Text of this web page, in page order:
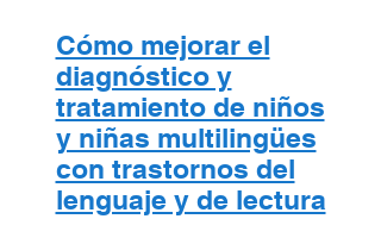
Cómo mejorar el
diagnóstico y
tratamiento de niños
y niñas multilingües
con trastornos del
lenguaje y de lectura